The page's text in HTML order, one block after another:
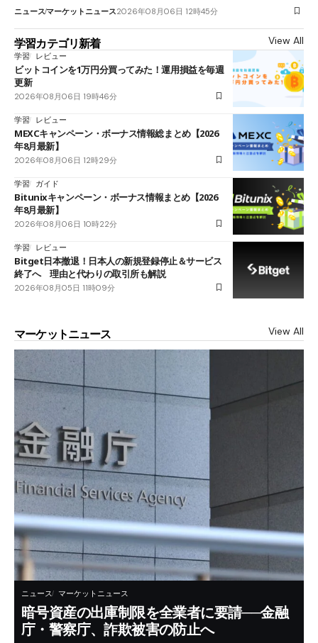
ニュースマーケットニュース2026年08月06日 12時45分
学習カテゴリ新着 View All
学習 レビュー
ビットコインを1万円分買ってみた！運用損益を毎週
更新
2026年08月06日 19時46分
学習 レビュー
MEXCキャンペーン・ボーナス情報総まとめ【2026
年8月最新】
2026年08月06日 12時29分
学習 ガイド
Bitunixキャンペーン・ボーナス情報まとめ【2026
年8月最新】
2026年08月06日 10時22分
学習 レビュー
Bitget日本撤退！日本人の新規登録停止＆サービス
終了へ 理由と代わりの取引所も解説
2026年08月05日 11時09分
マーケットニュース View All
ニュース マーケットニュース
暗号資産の出庫制限を全業者に要請──金融
庁・警察庁、詐欺被害の防止へ